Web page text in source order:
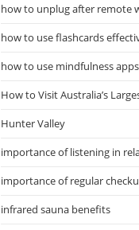
how to unplug after remote
how to use flashcards
how to use mindfulness apps
How to Visit Australia’s
Hunter Valley
importance of listening in
importance of regular
infrared sauna benefits